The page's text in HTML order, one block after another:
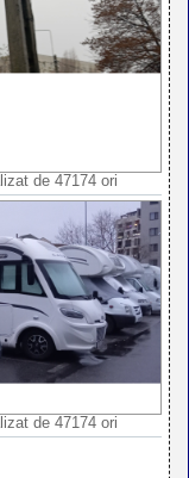
de 47174 ori
de 47174 ori